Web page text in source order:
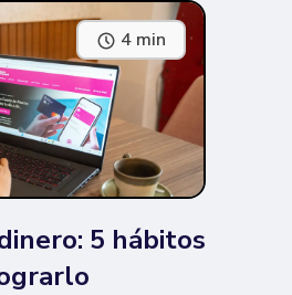
cuentas
ser confuso,
qué consiste cada
4 min
5 hábitos